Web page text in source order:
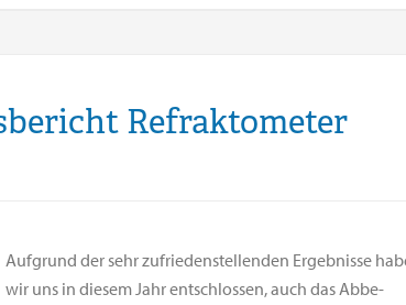
Refraktometer
Aufgrund der sehr zufriedenstellenden Ergebnisse
wir uns in diesem Jahr entschlossen, auch das Abbe-